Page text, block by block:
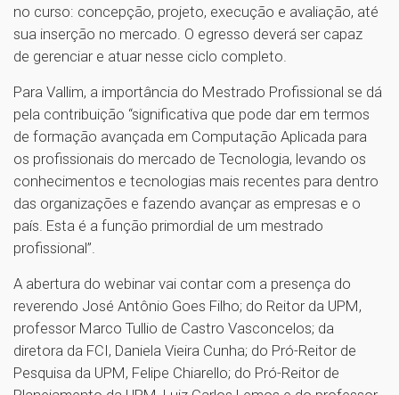
no curso: concepção, projeto, execução e avaliação, até
sua inserção no mercado. O egresso deverá ser capaz
de gerenciar e atuar nesse ciclo completo.
Para Vallim, a importância do Mestrado Profissional se dá
pela contribuição “significativa que pode dar em termos
de formação avançada em Computação Aplicada para
os profissionais do mercado de Tecnologia, levando os
conhecimentos e tecnologias mais recentes para dentro
das organizações e fazendo avançar as empresas e o
país. Esta é a função primordial de um mestrado
profissional”.
A abertura do webinar vai contar com a presença do
reverendo José Antônio Goes Filho; do Reitor da UPM,
professor Marco Tullio de Castro Vasconcelos; da
diretora da FCI, Daniela Vieira Cunha; do Pró-Reitor de
Pesquisa da UPM, Felipe Chiarello; do Pró-Reitor de